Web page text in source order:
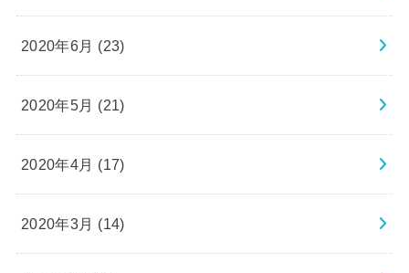
2020年6月 (23)
2020年5月 (21)
2020年4月 (17)
2020年3月 (14)